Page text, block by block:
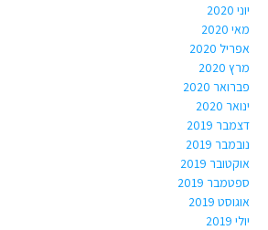
יוני 2020
מאי 2020
אפריל 2020
מרץ 2020
פברואר 2020
ינואר 2020
דצמבר 2019
נובמבר 2019
אוקטובר 2019
ספטמבר 2019
אוגוסט 2019
יולי 2019